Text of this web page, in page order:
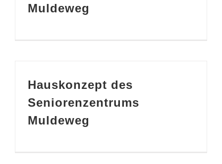
Muldeweg
Hauskonzept des
Seniorenzentrums
Muldeweg